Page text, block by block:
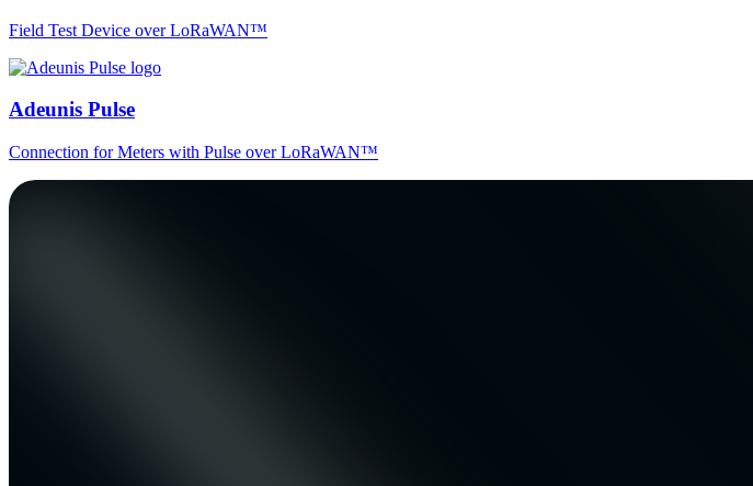
Field Test Device over LoRaWAN™
Adeunis Pulse
Connection for Meters with Pulse over LoRaWAN™